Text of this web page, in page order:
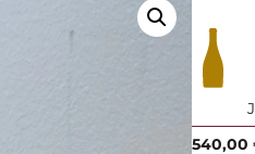
540,00